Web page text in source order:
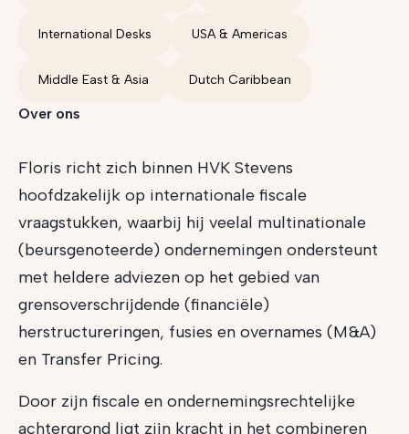
International Desks USA & Americas
Middle East & Asia Dutch Caribbean
Over ons
Floris richt zich binnen HVK Stevens
hoofdzakelijk op internationale fiscale
vraagstukken, waarbij hij veelal multinationale
(beursgenoteerde) ondernemingen ondersteunt
met heldere adviezen op het gebied van
grensoverschrijdende (financiële)
herstructureringen, fusies en overnames (M&A)
en Transfer Pricing.
Door zijn fiscale en ondernemingsrechtelijke
achtergrond ligt zijn kracht in het combineren